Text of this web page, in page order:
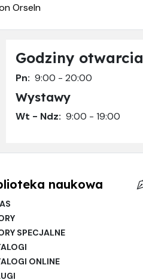
Orseln
Godziny otwarcia
Pn: 9:00 - 20:00
Wystawy
Wt - Ndz: 9:00 - 19:00
naukowa
SPECJALNE
ONLINE